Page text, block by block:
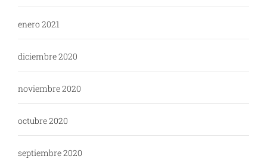
enero 2021
diciembre 2020
noviembre 2020
octubre 2020
septiembre 2020